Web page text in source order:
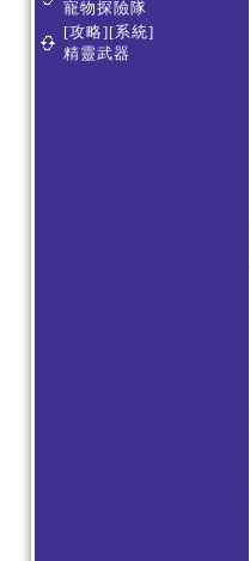
寵物探險隊
[攻略][系統]
精靈武器